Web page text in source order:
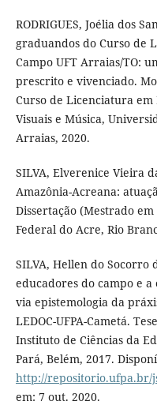
RODRIGUES, Joélia dos
graduandos do Curso de
Campo UFT Arraias/TO:
prescrito e vivenciado.
Curso de Licenciatura em
Visuais e Música,
Arraias, 2020.
SILVA, Elverenice Vieira
Amazônia-Acreana:
Dissertação (Mestrado
Federal do Acre, Rio
SILVA, Hellen do Socorro
educadores do campo e
via epistemologia da
LEDOC-UFPA-Cametá.
Instituto de Ciências da
Pará, Belém, 2017.
http://repositorio.ufpa.br/
em: 7 out. 2020.